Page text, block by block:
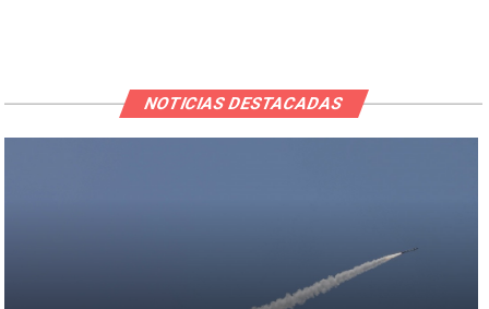
NOTICIAS DESTACADAS